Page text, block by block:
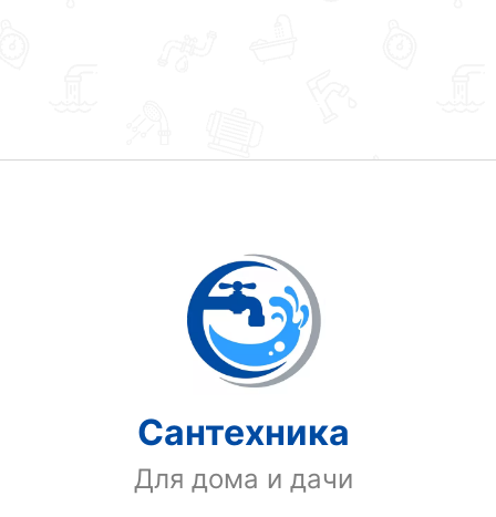
Сантехника
Для дома и дачи